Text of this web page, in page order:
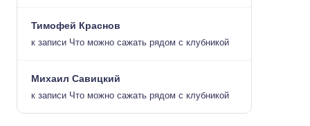
Тимофей Краснов
к записи Что можно сажать рядом с клубникой
Михаил Савицкий
к записи Что можно сажать рядом с клубникой